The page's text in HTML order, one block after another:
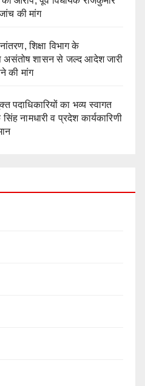
की मांग
शिक्षा विभाग के
असंतोष शासन से जल्द आदेश जारी
की मांग
पदाधिकारियों का भव्य स्वागत
नामधारी व प्रदेश कार्यकारिणी